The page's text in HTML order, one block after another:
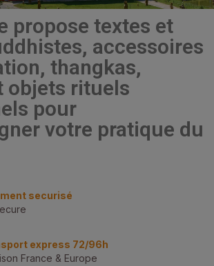
propose textes et
accessoires
thangkas,
objets rituels
pour
votre pratique du
securisé
express 72/96h
France & Europe